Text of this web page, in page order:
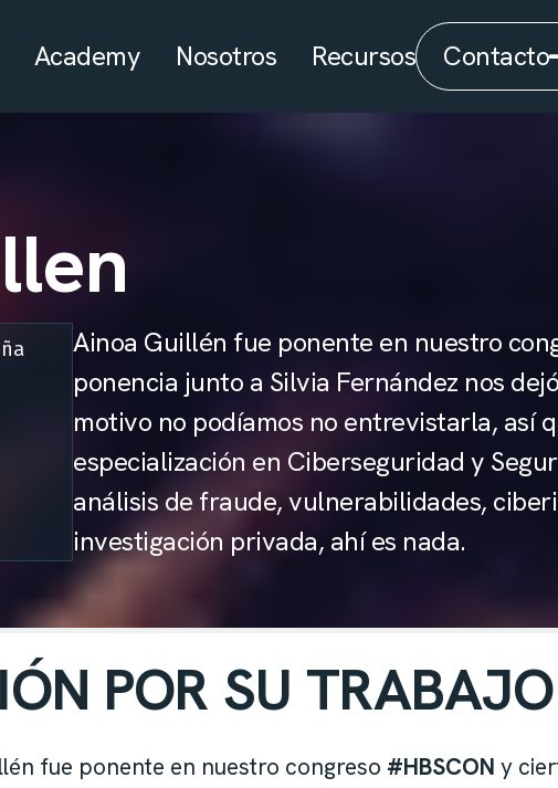
Academy Nosotros Recursos Contacto
Ainoa Guillén fue ponente en nuestro
ponencia junto a Silvia Fernández nos
motivo no podíamos no entrevistarla, así
especialización en Ciberseguridad y
análisis de fraude, vulnerabilidades,
investigación privada, ahí es nada.
POR SU TRABAJO
fue ponente en nuestro congreso #HBSCON y